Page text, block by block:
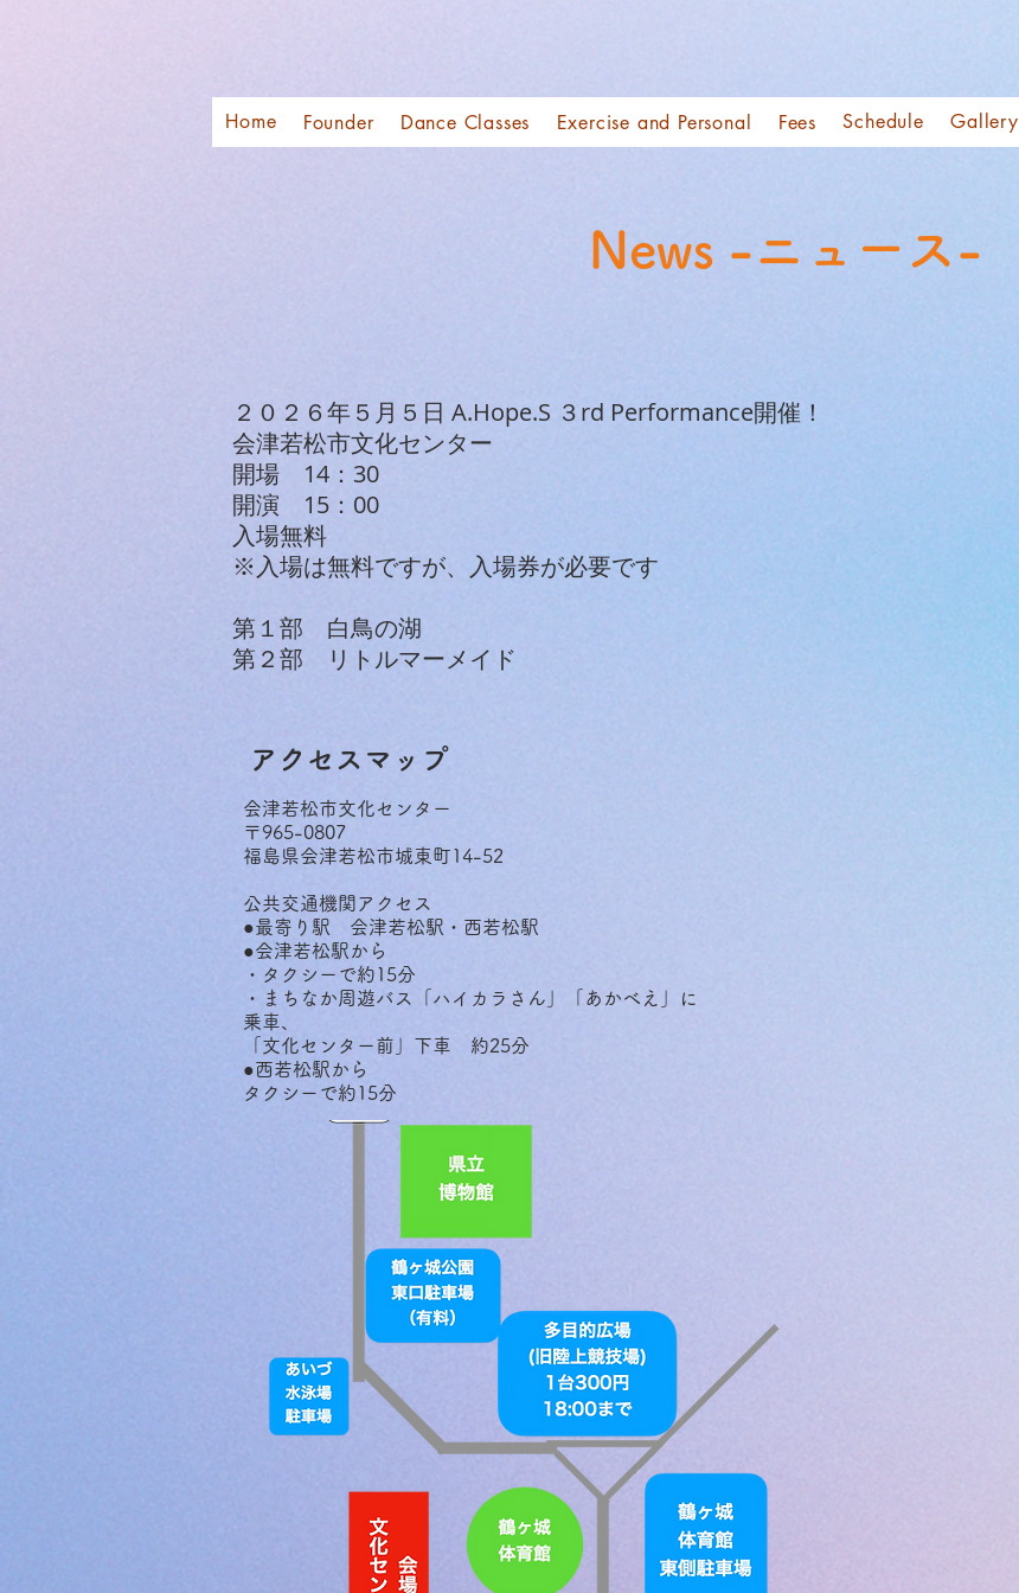
Home Founder Dance Classes Exercise and Personal Fees Schedule Gallery
News -ニュース-
２０２６年５月５日 A.Hope.S ３rd Performance開催！
会津若松市文化センター
開場 14：30
開演 15：00
入場無料
※入場は無料ですが、入場券が必要です
第１部 白鳥の湖
​第２部 リトルマーメイド
​アクセスマップ
会津若松市文化センター
〒965-0807
福島県会津若松市城東町14-52
公共交通機関アクセス
●最寄り駅 会津若松駅・西若松駅
●会津若松駅から
・タクシーで約15分
・まちなか周遊バス「ハイカラさん」「あかべえ」に
乗車、
「文化センター前」下車 約25分
●西若松駅から
タクシーで約15分